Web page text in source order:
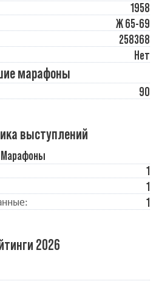
1958
Ж 65-69
258368
Нет
марафоны
90
выступлений
Марафоны
1
1
1
2026